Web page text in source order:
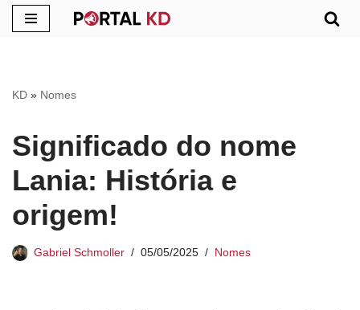
conteúdo
KD » Nomes
Significado do nome
Lania: História e
origem!
Gabriel Schmoller 05/05/2025 Nomes